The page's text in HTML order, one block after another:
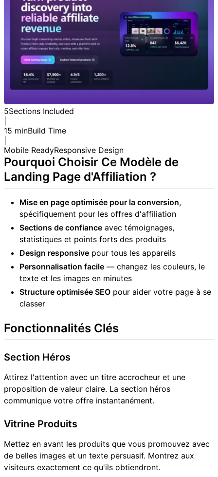
5Sections Included
15 minBuild Time
Mobile ReadyResponsive Design
Pourquoi Choisir Ce Modèle de
Landing Page d'Affiliation ?
Mise en page optimisée pour la conversion,
spécifiquement pour les offres d'affiliation
Sections de confiance avec témoignages,
statistiques et points forts des produits
Design responsive pour tous les appareils
Personnalisation facile — changez les couleurs, le
texte et les images en minutes
Structure optimisée SEO pour aider votre page à se
classer
Fonctionnalités Clés
Section Héros
Attirez l'attention avec un titre accrocheur et une
proposition de valeur claire. La section héros
communique votre offre instantanément.
Vitrine Produits
Mettez en avant les produits que vous promouvez avec
de belles images et un texte persuasif. Montrez aux
visiteurs exactement ce qu'ils obtiendront.